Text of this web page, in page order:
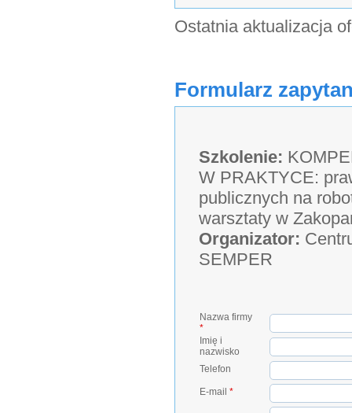
Ostatnia aktualizacja
Formularz
Szkolenie:
W PRAKTYCE:
publicznych na
warsztaty w
Organizator:
SEMPER
Nazwa firmy
*
Imię i
nazwisko
Telefon
E-mail *